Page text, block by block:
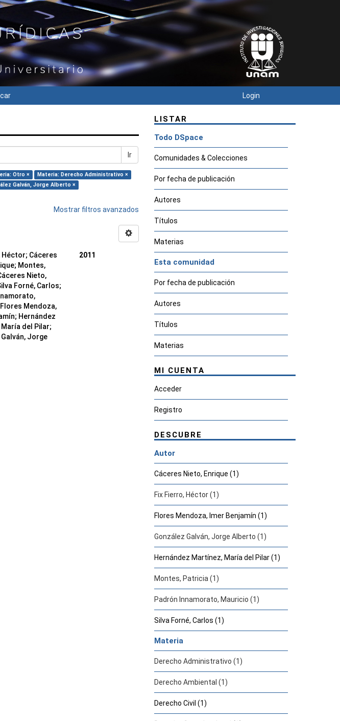
Login
Ir
Otro ×
Materia: Derecho Administrativo ×
Galván, Jorge Alberto ×
Mostrar filtros avanzados
Héctor; Cáceres
; Montes,
Nieto,
Forné, Carlos;
Flores Mendoza,
; Hernández
del Pilar;
Jorge
2011
LISTAR
Todo DSpace
Comunidades & Colecciones
Por fecha de publicación
Autores
Títulos
Materias
Esta comunidad
Por fecha de publicación
Autores
Títulos
Materias
MI CUENTA
Acceder
Registro
DESCUBRE
Autor
Cáceres Nieto, Enrique (1)
Fix Fierro, Héctor (1)
Flores Mendoza, Imer Benjamín (1)
González Galván, Jorge Alberto (1)
Hernández Martínez, María del Pilar (1)
Montes, Patricia (1)
Padrón Innamorato, Mauricio (1)
Silva Forné, Carlos (1)
Materia
Derecho Administrativo (1)
Derecho Ambiental (1)
Derecho Civil (1)